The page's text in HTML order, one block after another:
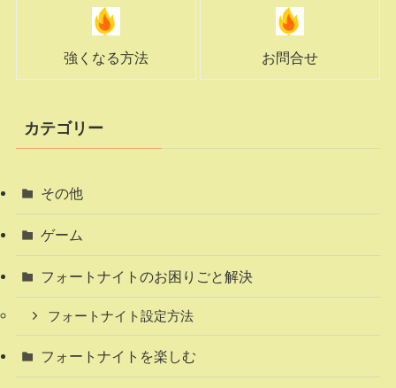
強くなる方法 お問合せ
カテゴリー
その他
ゲーム
フォートナイトのお困りごと解決
フォートナイト設定方法
フォートナイトを楽しむ